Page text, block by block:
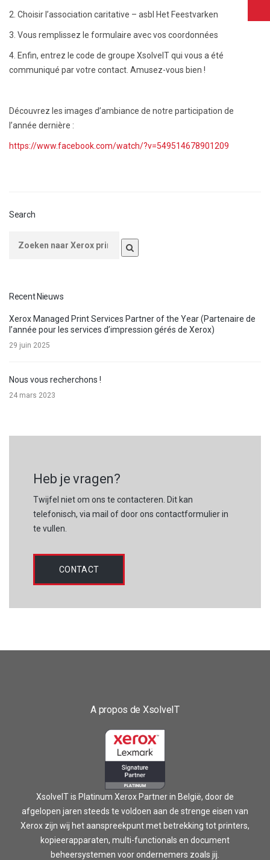
2. Choisir l’association caritative – asbl Het Feestvarken
3. Vous remplissez le formulaire avec vos coordonnées
4. Enfin, entrez le code de groupe XsolveIT qui vous a été
communiqué par votre contact. Amusez-vous bien !
Découvrez les images d’ambiance de notre participation de
l’année dernière :
https://www.facebook.com/watch/?v=549514678901209
Search
Recent Nieuws
Xerox Managed Print Services Partner of the Year (Partenaire de
l’année pour les services d’impression gérés de Xerox)
29 juin 2025
Nous vous recherchons !
24 mars 2023
Heb je vragen?
Twijfel niet om ons te contacteren. Dit kan
telefonisch, via mail of door ons contactformulier in
te vullen.
CONTACT
A propos de XsolveIT
XsolveIT is Platinum Xerox Partner in België, door de
afgelopen jaren steeds te voldoen aan de strenge eisen van
Xerox zijn wij het aanspreekpunt met betrekking tot printers,
kopieerapparaten, multi-functionals en document
beheersystemen voor ondernemers zoals jij.